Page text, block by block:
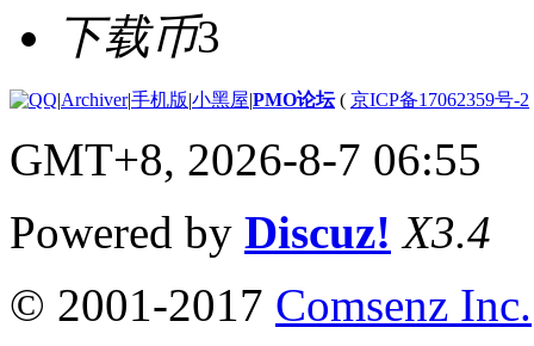
下载币3
|Archiver|手机版|小黑屋|PMO论坛( 京ICP备17062359号-2
GMT+8, 2026-8-7 06:55
Powered by Discuz! X3.4
© 2001-2017 Comsenz Inc.